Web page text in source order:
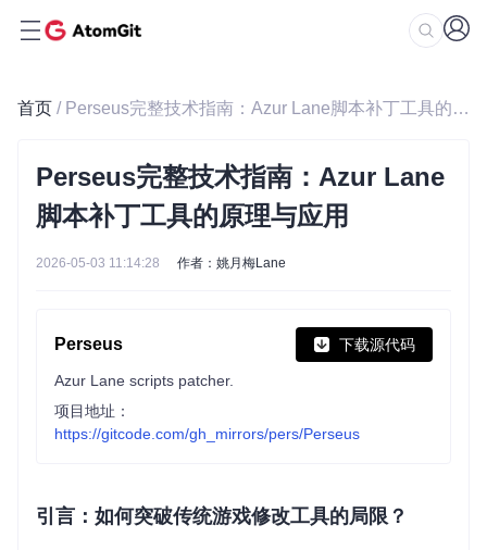
首页 / Perseus完整技术指南：Azur Lane脚本补丁工具的原理与应用
Perseus完整技术指南：Azur Lane
脚本补丁工具的原理与应用
2026-05-03 11:14:28 作者：姚月梅Lane
Perseus 下载源代码
Azur Lane scripts patcher.
项目地址：
https://gitcode.com/gh_mirrors/pers/Perseus
引言：如何突破传统游戏修改工具的局限？